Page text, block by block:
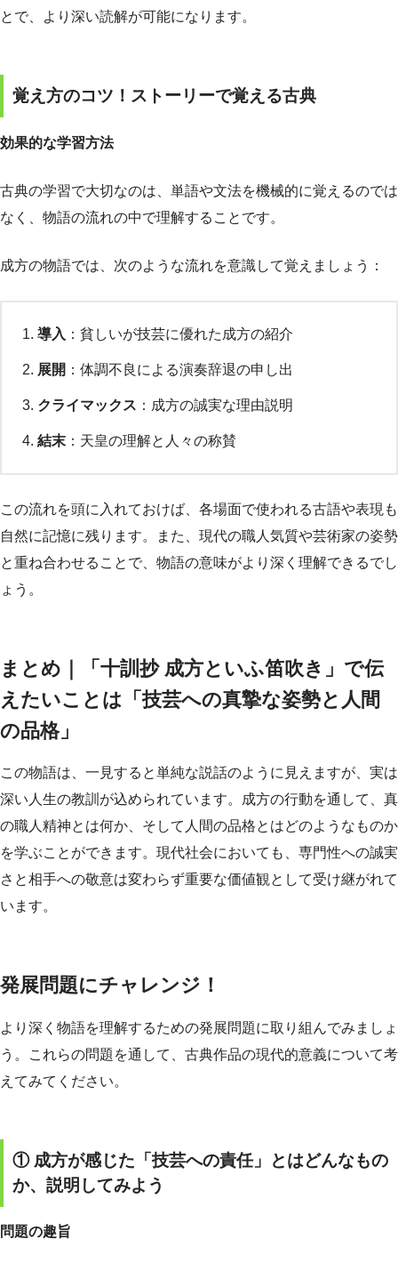
とで、より深い読解が可能になります。
覚え方のコツ！ストーリーで覚える古典
効果的な学習方法
古典の学習で大切なのは、単語や文法を機械的に覚えるのでは
なく、物語の流れの中で理解することです。
成方の物語では、次のような流れを意識して覚えましょう：
導入 ：貧しいが技芸に優れた成方の紹介
展開 ：体調不良による演奏辞退の申し出
クライマックス ：成方の誠実な理由説明
結末 ：天皇の理解と人々の称賛
この流れを頭に入れておけば、各場面で使われる古語や表現も
自然に記憶に残ります。また、現代の職人気質や芸術家の姿勢
と重ね合わせることで、物語の意味がより深く理解できるでし
ょう。
まとめ｜「十訓抄 成方といふ笛吹き」で伝
えたいことは「技芸への真摯な姿勢と人間
の品格」
この物語は、一見すると単純な説話のように見えますが、実は
深い人生の教訓が込められています。成方の行動を通して、真
の職人精神とは何か、そして人間の品格とはどのようなものか
を学ぶことができます。現代社会においても、専門性への誠実
さと相手への敬意は変わらず重要な価値観として受け継がれて
います。
発展問題にチャレンジ！
より深く物語を理解するための発展問題に取り組んでみましょ
う。これらの問題を通して、古典作品の現代的意義について考
えてみてください。
① 成方が感じた「技芸への責任」とはどんなもの
か、説明してみよう
問題の趣旨